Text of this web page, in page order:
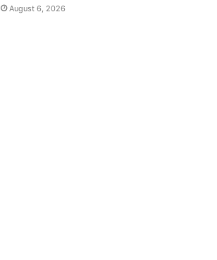
August 6, 2026